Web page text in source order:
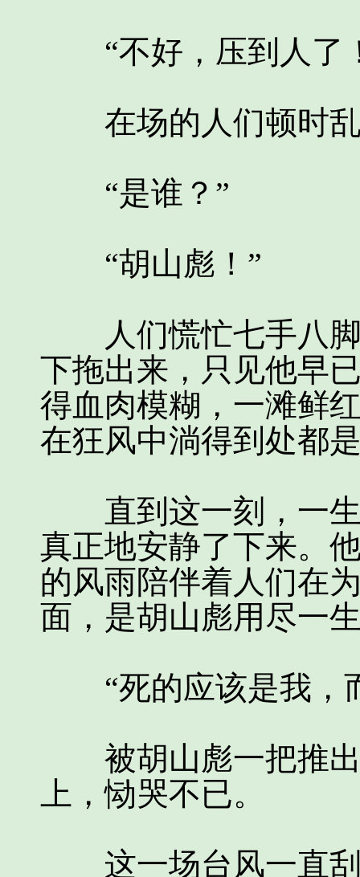
“不好，压到人了
在场的人们顿时乱
“是谁？”
“胡山彪！”
人们慌忙七手八脚
下拖出来，只见他早
得血肉模糊，一滩鲜
在狂风中淌得到处都
直到这一刻，一生
真正地安静了下来。
的风雨陪伴着人们在
面，是胡山彪用尽一
“死的应该是我，
被胡山彪一把推出
上，恸哭不已。
这一场台风一直刮